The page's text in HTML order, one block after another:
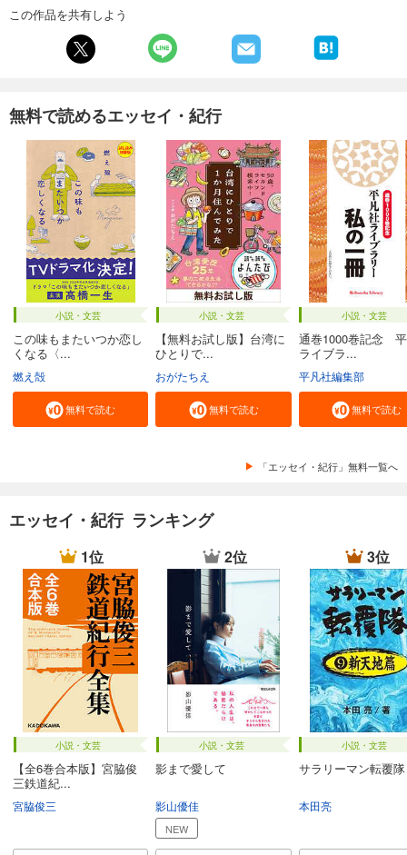
この作品を共有しよう
無料で読めるエッセイ・紀行
小説・文芸
この味もまたいつか恋し
くなる〈...
燃え殻
無料で読む
小説・文芸
【無料お試し版】台湾に
ひとりで...
おがたちえ
無料で読む
小説・文芸
通巻1000巻記念
ライブラ...
平凡社編集部
無料で読む
「エッセイ・紀行」無料一覧へ
エッセイ・紀行 ランキング
1位
小説・文芸
【全6巻合本版】宮脇俊
三鉄道紀...
宮脇俊三
2位
小説・文芸
影まで愛して
影山優佳
NEW
3位
小説・文芸
サラリーマン転覆隊
本田亮